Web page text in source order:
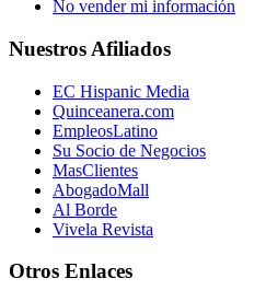
No vender mi información
Nuestros Afiliados
EC Hispanic Media
Quinceanera.com
EmpleosLatino
Su Socio de Negocios
MasClientes
AbogadoMall
Al Borde
Vivela Revista
Otros Enlaces